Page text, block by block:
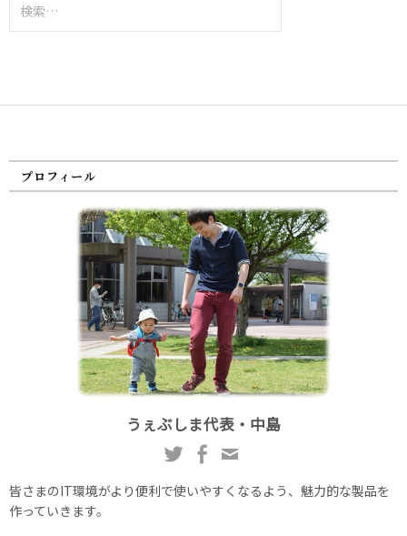
索:
プロフィール
うぇぶしま代表・中島
皆さまのIT環境がより便利で使いやすくなるよう、魅力的な製品を
作っていきます。